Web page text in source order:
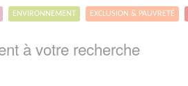
ENVIRONNEMENT EXCLUSION & PAUVRETÉ
à votre recherche